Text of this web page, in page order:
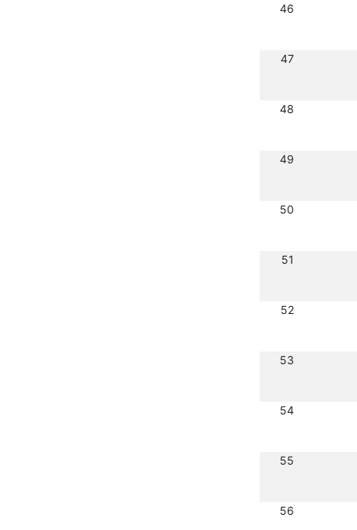
46
47
48
49
50
51
52
53
54
55
56